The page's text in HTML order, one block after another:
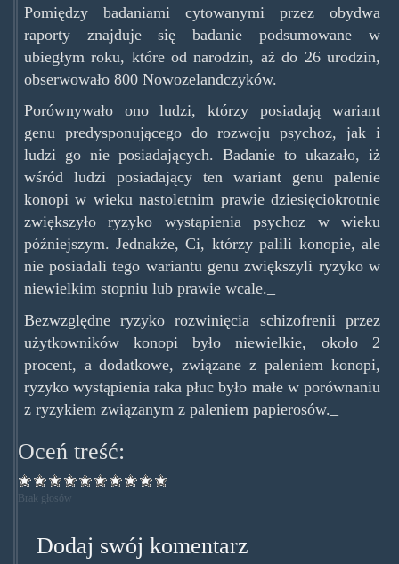
Pomiędzy badaniami cytowanymi przez obydwa
raporty znajduje się badanie podsumowane w
ubiegłym roku, które od narodzin, aż do 26 urodzin,
obserwowało 800 Nowozelandczyków.
Porównywało ono ludzi, którzy posiadają wariant
genu predysponującego do rozwoju psychoz, jak i
ludzi go nie posiadających. Badanie to ukazało, iż
wśród ludzi posiadający ten wariant genu palenie
konopi w wieku nastoletnim prawie dziesięciokrotnie
zwiększyło ryzyko wystąpienia psychoz w wieku
późniejszym. Jednakże, Ci, którzy palili konopie, ale
nie posiadali tego wariantu genu zwiększyli ryzyko w
niewielkim stopniu lub prawie wcale._
Bezwzględne ryzyko rozwinięcia schizofrenii przez
użytkowników konopi było niewielkie, około 2
procent, a dodatkowe, związane z paleniem konopi,
ryzyko wystąpienia raka płuc było małe w porównaniu
z ryzykiem związanym z paleniem papierosów._
Oceń treść:
Brak głosów
Dodaj swój komentarz